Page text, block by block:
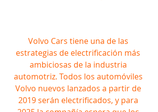
Volvo Cars tiene una de las
estrategias de electrificación más
ambiciosas de la industria
automotriz. Todos los automóviles
Volvo nuevos lanzados a partir de
2019 serán electrificados, y para